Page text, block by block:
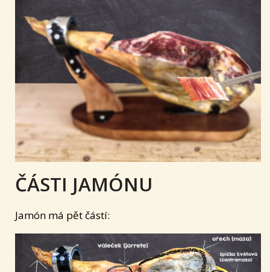
ČÁSTI JAMÓNU
Jamón má pět částí: